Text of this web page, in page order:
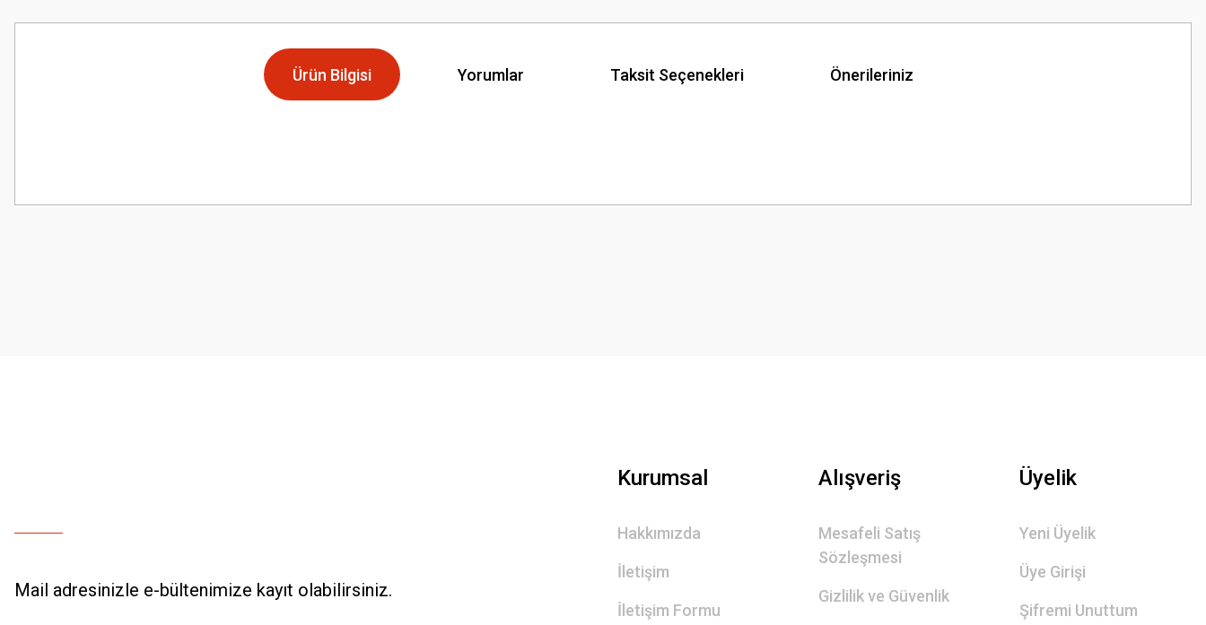
Ürün Bilgisi Yorumlar Taksit Seçenekleri Önerileriniz
Görüş ve önerileriniz için teşekkür ederiz.
Mail adresinizle e-bültenimize kayıt olabilirsiniz.
Kurumsal
Hakkımızda
İletişim
İletişim Formu
Alışveriş
Mesafeli Satış
Sözleşmesi
Gizlilik ve Güvenlik
Üyelik
Yeni Üyelik
Üye Girişi
Şifremi Unuttum